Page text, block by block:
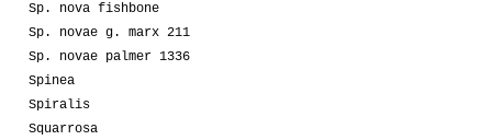
Sp. nova fishbone
Sp. novae g. marx 211
Sp. novae palmer 1336
Spinea
Spiralis
Squarrosa